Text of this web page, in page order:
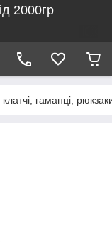
2000гр
гаманці,